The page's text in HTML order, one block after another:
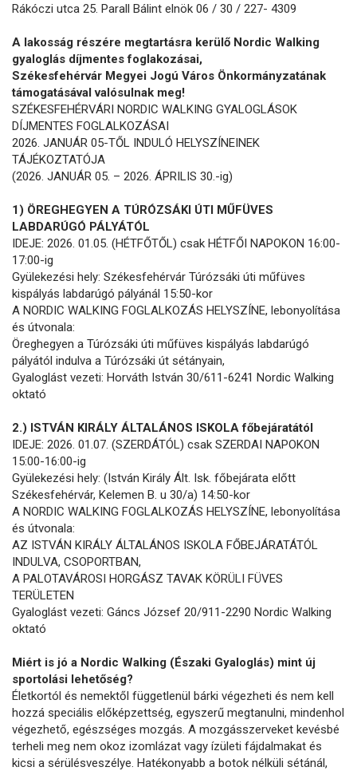
Rákóczi utca 25. Parall Bálint elnök 06 / 30 / 227- 4309
A lakosság részére megtartásra kerülő Nordic Walking
gyaloglás díjmentes foglakozásai,
Székesfehérvár Megyei Jogú Város Önkormányzatának
támogatásával valósulnak meg!
SZÉKESFEHÉRVÁRI NORDIC WALKING GYALOGLÁSOK
DÍJMENTES FOGLALKOZÁSAI
2026. JANUÁR 05-TŐL INDULÓ HELYSZÍNEINEK
TÁJÉKOZTATÓJA
(2026. JANUÁR 05. – 2026. ÁPRILIS 30.-ig)
1) ÖREGHEGYEN A TÚRÓZSÁKI ÚTI MŰFÜVES
LABDARÚGÓ PÁLYÁTÓL
IDEJE: 2026. 01.05. (HÉTFŐTŐL) csak HÉTFŐI NAPOKON 16:00-
17:00-ig
Gyülekezési hely: Székesfehérvár Túrózsáki úti műfüves
kispályás labdarúgó pályánál 15:50-kor
A NORDIC WALKING FOGLALKOZÁS HELYSZÍNE, lebonyolítása
és útvonala:
Öreghegyen a Túrózsáki úti műfüves kispályás labdarúgó
pályától indulva a Túrózsáki út sétányain,
Gyaloglást vezeti: Horváth István 30/611-6241 Nordic Walking
oktató
2.) ISTVÁN KIRÁLY ÁLTALÁNOS ISKOLA főbejáratától
IDEJE: 2026. 01.07. (SZERDÁTÓL) csak SZERDAI NAPOKON
15:00-16:00-ig
Gyülekezési hely: (István Király Ált. Isk. főbejárata előtt
Székesfehérvár, Kelemen B. u 30/a) 14:50-kor
A NORDIC WALKING FOGLALKOZÁS HELYSZÍNE, lebonyolítása
és útvonala:
AZ ISTVÁN KIRÁLY ÁLTALÁNOS ISKOLA FŐBEJÁRATÁTÓL
INDULVA, CSOPORTBAN,
A PALOTAVÁROSI HORGÁSZ TAVAK KÖRÜLI FÜVES
TERÜLETEN
Gyaloglást vezeti: Gáncs József 20/911-2290 Nordic Walking
oktató
Miért is jó a Nordic Walking (Északi Gyaloglás) mint új
sportolási lehetőség?
Életkortól és nemektől függetlenül bárki végezheti és nem kell
hozzá speciális előképzettség, egyszerű megtanulni, mindenhol
végezhető, egészséges mozgás. A mozgásszerveket kevésbé
terheli meg nem okoz izomlázat vagy ízületi fájdalmakat és
kicsi a sérülésveszélye. Hatékonyabb a botok nélküli sétánál,